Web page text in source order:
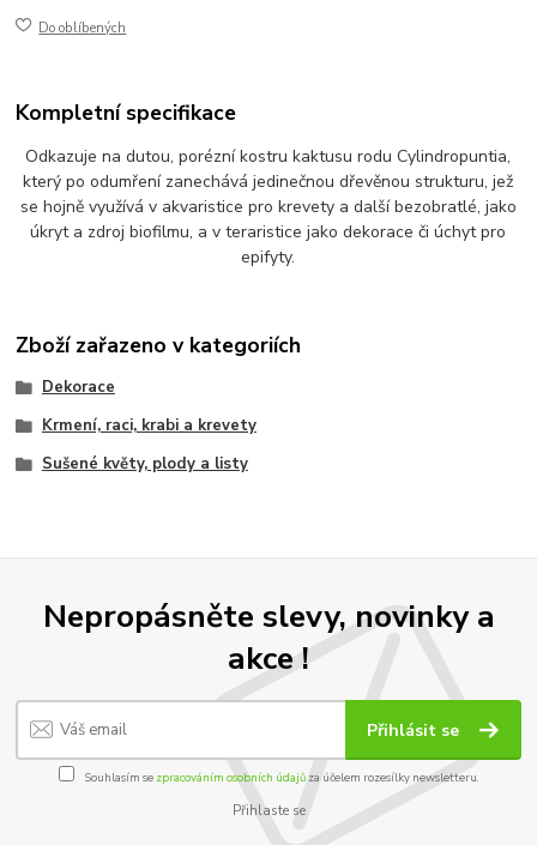
Do oblíbených
Kompletní specifikace
Odkazuje na dutou, porézní kostru kaktusu rodu Cylindropuntia,
který po odumření zanechává jedinečnou dřevěnou strukturu, jež
se hojně využívá v akvaristice pro krevety a další bezobratlé, jako
úkryt a zdroj biofilmu, a v teraristice jako dekorace či úchyt pro
epifyty.
Zboží zařazeno v kategoriích
Dekorace
Krmení, raci, krabi a krevety
Sušené květy, plody a listy
Nepropásněte slevy, novinky a
akce !
Přihlásit se
Souhlasím se zpracováním osobních údajůza účelem rozesílky newsletteru.
Přihlaste se